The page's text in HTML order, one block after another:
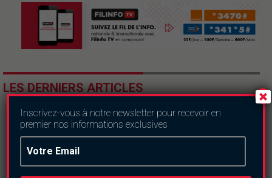
LES DERNIERS ARTICLES
Inscrivez-vous à notre newsletter pour recevoir en
premier nos informations exclusives